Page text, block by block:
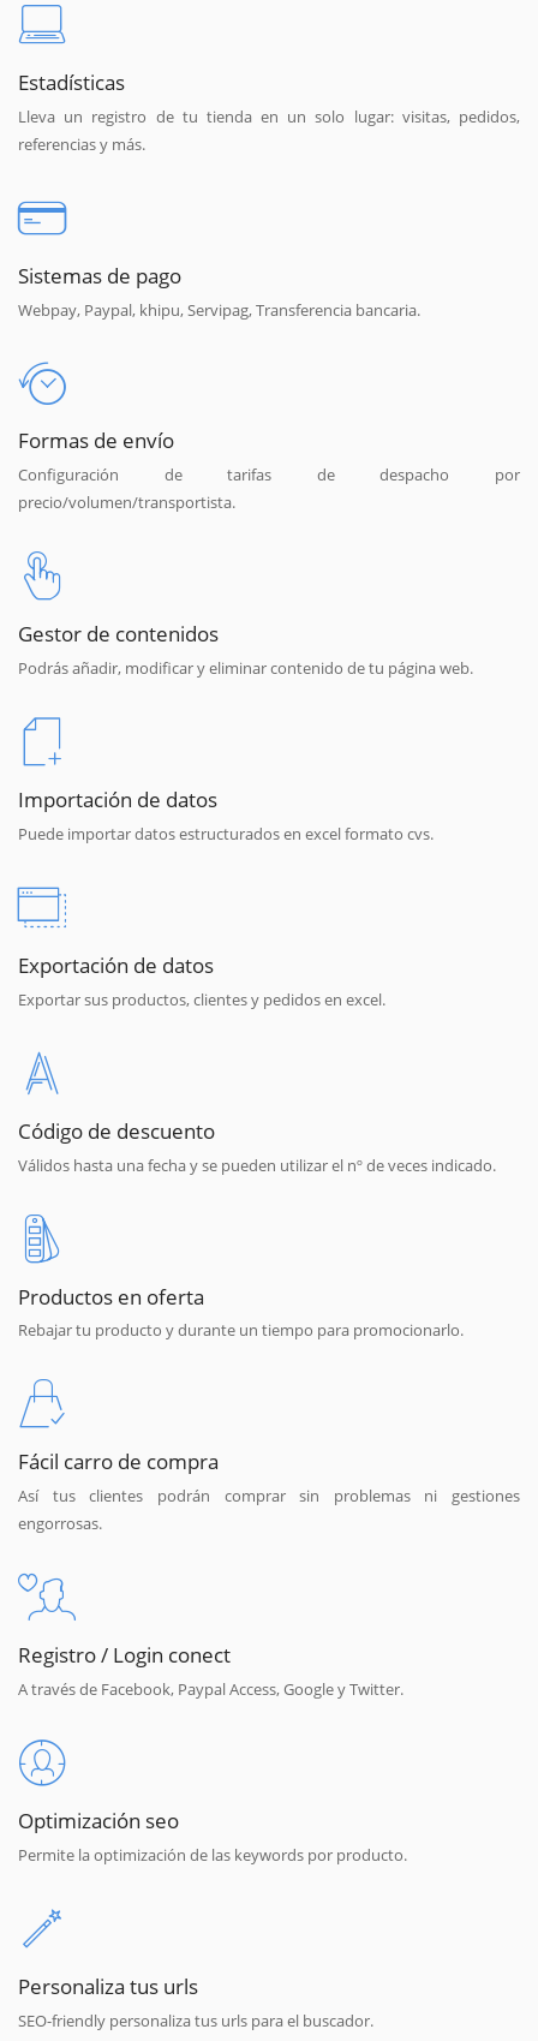
Estadísticas
Lleva un registro de tu tienda en un solo lugar: visitas, pedidos,
referencias y más.
Sistemas de pago
Webpay, Paypal, khipu, Servipag, Transferencia bancaria.
Formas de envío
Configuración de tarifas de despacho por
precio/volumen/transportista.
Gestor de contenidos
Podrás añadir, modificar y eliminar contenido de tu página web.
Importación de datos
Puede importar datos estructurados en excel formato cvs.
Exportación de datos
Exportar sus productos, clientes y pedidos en excel.
Código de descuento
Válidos hasta una fecha y se pueden utilizar el nº de veces indicado.
Productos en oferta
Rebajar tu producto y durante un tiempo para promocionarlo.
Fácil carro de compra
Así tus clientes podrán comprar sin problemas ni gestiones
engorrosas.
Registro / Login conect
A través de Facebook, Paypal Access, Google y Twitter.
Optimización seo
Permite la optimización de las keywords por producto.
Personaliza tus urls
SEO-friendly personaliza tus urls para el buscador.